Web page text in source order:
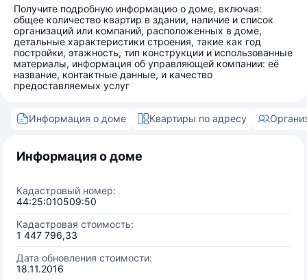
Получите подробную информацию о доме, включая:
общее количество квартир в здании, наличие и список
организаций или компаний, расположенных в доме,
детальные характеристики строения, такие как год
постройки, этажность, тип конструкции и использованные
материалы, информация об управляющей компании: её
название, контактные данные, и качество
предоставляемых услуг
Информация о доме Квартиры по адресу
Информация о доме
Кадастровый номер:
44:25:010509:50
Кадастровая стоимость:
1 447 796,33
Дата обновления стоимости:
18.11.2016